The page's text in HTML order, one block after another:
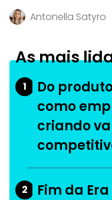
Antonella Satyro
As mais
1
Do
como
criando
2
Fim da